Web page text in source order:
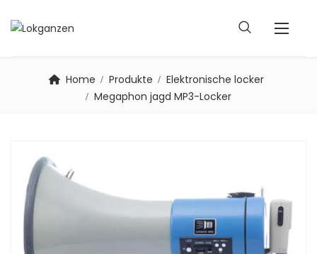
Home Produkte
Elektronische locker
Megaphon jagd MP3-Locker